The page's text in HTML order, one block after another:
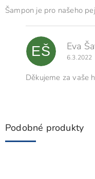
o
Šampon je pro našeho
EŠ Eva
6.3.2022
Děkujeme za vaše
Podobné produkty